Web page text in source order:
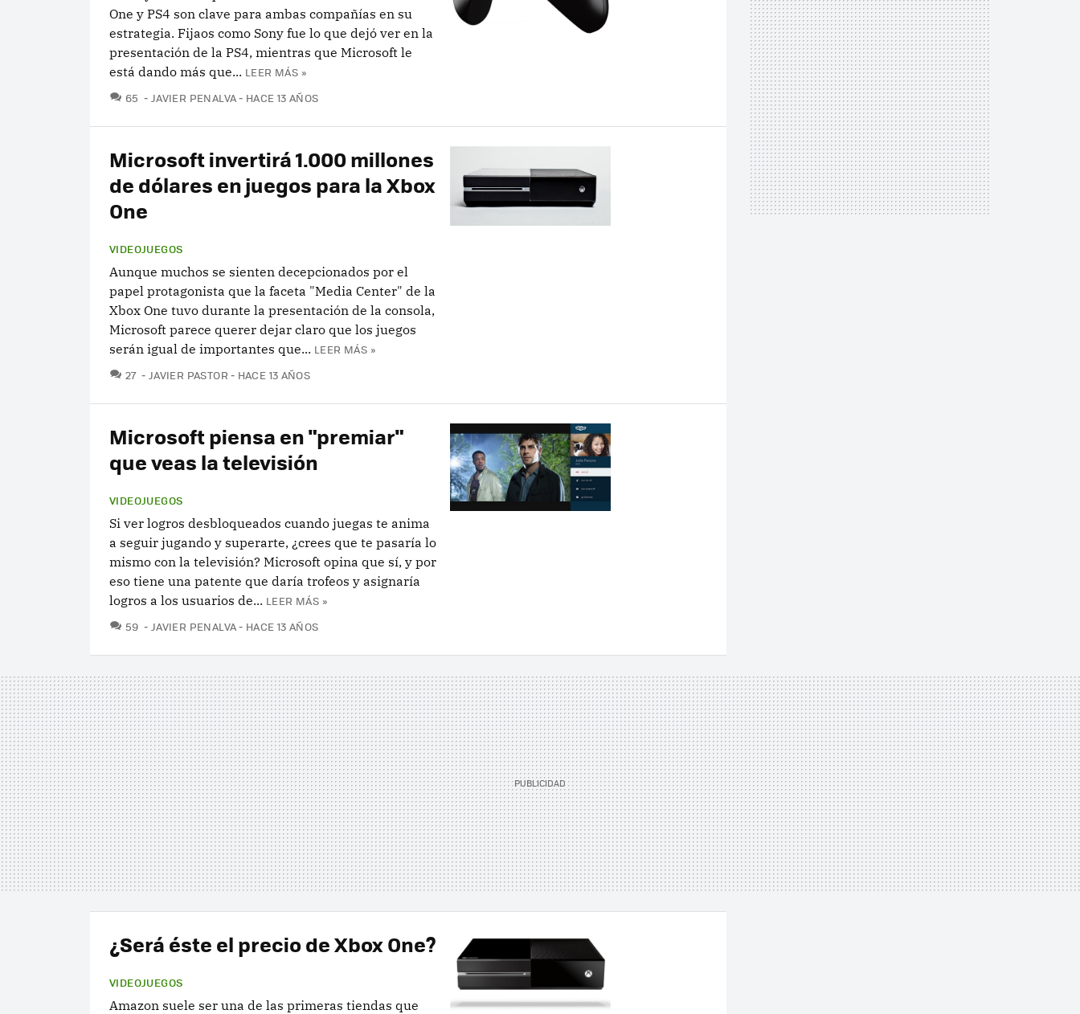
One y PS4 son clave para ambas compañías en su
estrategia. Fijaos como Sony fue lo que dejó ver en la
presentación de la PS4, mientras que Microsoft le
está dando más que... LEER MÁS »
65 COMENTARIOS
JAVIER PENALVA HACE 13 AÑOS
Microsoft invertirá 1.000 millones
de dólares en juegos para la Xbox
One
VIDEOJUEGOS
Aunque muchos se sienten decepcionados por el
papel protagonista que la faceta "Media Center" de la
Xbox One tuvo durante la presentación de la consola,
Microsoft parece querer dejar claro que los juegos
serán igual de importantes que... LEER MÁS »
27 COMENTARIOS
JAVIER PASTOR HACE 13 AÑOS
Microsoft piensa en "premiar"
que veas la televisión
VIDEOJUEGOS
Si ver logros desbloqueados cuando juegas te anima
a seguir jugando y superarte, ¿crees que te pasaría lo
mismo con la televisión? Microsoft opina que sí, y por
eso tiene una patente que daría trofeos y asignaría
logros a los usuarios de... LEER MÁS »
59 COMENTARIOS
JAVIER PENALVA HACE 13 AÑOS
¿Será éste el precio de Xbox One?
VIDEOJUEGOS
Amazon suele ser una de las primeras tiendas que